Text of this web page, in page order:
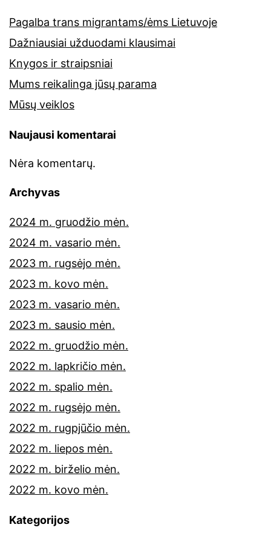
Pagalba trans migrantams/ėms Lietuvoje
Dažniausiai užduodami klausimai
Knygos ir straipsniai
Mums reikalinga jūsų parama
Mūsų veiklos
Naujausi komentarai
Nėra komentarų.
Archyvas
2024 m. gruodžio mėn.
2024 m. vasario mėn.
2023 m. rugsėjo mėn.
2023 m. kovo mėn.
2023 m. vasario mėn.
2023 m. sausio mėn.
2022 m. gruodžio mėn.
2022 m. lapkričio mėn.
2022 m. spalio mėn.
2022 m. rugsėjo mėn.
2022 m. rugpjūčio mėn.
2022 m. liepos mėn.
2022 m. birželio mėn.
2022 m. kovo mėn.
Kategorijos